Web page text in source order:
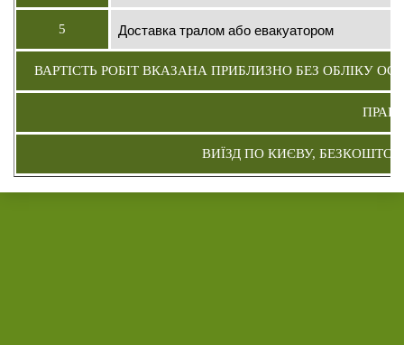
5 Доставка тралом або евакуатором
ВАРТІСТЬ РОБІТ ВКАЗАНА ПРИБЛИЗНО БЕЗ ОБЛІКУ
ВИЇЗД ПО КИЄВУ,